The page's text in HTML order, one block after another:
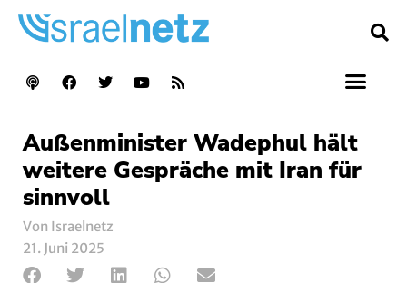
Außenminister Wadephul hält
weitere Gespräche mit Iran für
sinnvoll
Von Israelnetz
21. Juni 2025